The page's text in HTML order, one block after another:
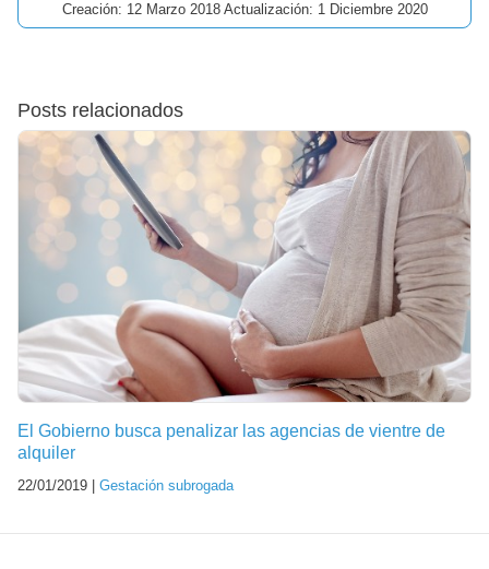
Creación: 12 Marzo 2018 Actualización: 1 Diciembre 2020
Posts relacionados
El Gobierno busca penalizar las agencias de vientre de
alquiler
22/01/2019 | Gestación subrogada